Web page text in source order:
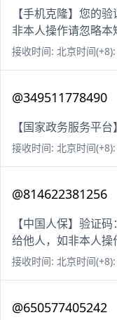
【手机克隆】您的
非本人操作请忽略本
接收时间: 北京时间
@349511778490
【国家政务服务平
接收时间: 北京时间
@814622381256
【中国人保】验证
给他人，如非本人操
接收时间: 北京时间
@650577405242